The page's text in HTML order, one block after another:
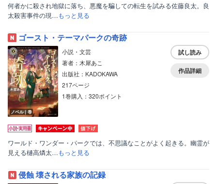
何者かに殺され地獄に落ち、悪魔を騙しての転生を試みる佐藤良太。良
太殺害事件の現…もっと見る
ゴースト・テーマパークの奇跡
ノベル｜巻
小説・文芸
著者：木犀あこ
出版社：KADOKAWA
217ページ
1巻購入：320ポイント
試し読み
作品詳細
ワールド・ワンダー・パークでは、不思議なことがよく起きる。幽霊が
見える樋高燐太…もっと見る
侵蝕 壊される家族の記録